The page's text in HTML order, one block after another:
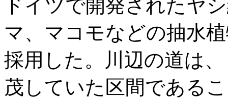
ドイツで開発されたヤ
マ、マコモなどの抽水
採用した。川辺の道は
茂していた区間である